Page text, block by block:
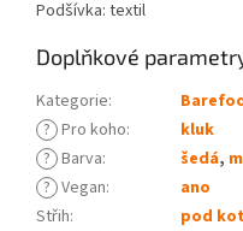
Podšívka: textil
Doplňkové
Kategorie:
? Pro koho:
kluk
? Barva: šedá,
? Vegan:
ano
Střih:
pod